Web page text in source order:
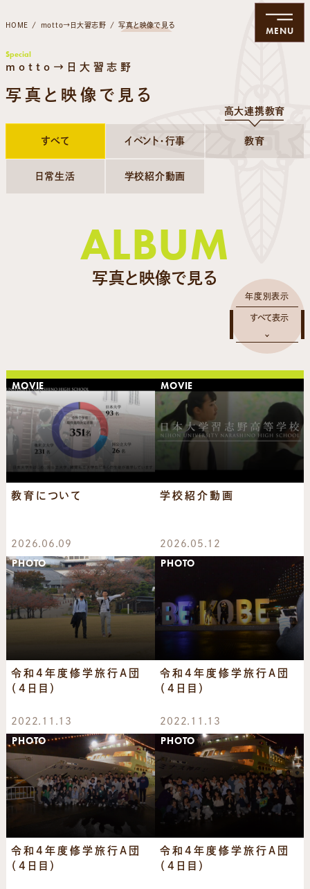
MENU
HOME motto→日大習志野 写真と映像で見る
Special
motto→日大習志野
写真と映像で見る
すべて イベント・行事
高大連携教育
教育
日常生活 学校紹介動画
ALBUM
写真と映像で見る
年度別表示
MOVIE
教育について
2026.06.09
MOVIE
学校紹介動画
2026.05.12
PHOTO
令和4年度修学旅行A団
（4日目）
2022.11.13
PHOTO
令和4年度修学旅行A団
（4日目）
2022.11.13
PHOTO
令和4年度修学旅行A団
（4日目）
PHOTO
令和4年度修学旅行A団
（4日目）